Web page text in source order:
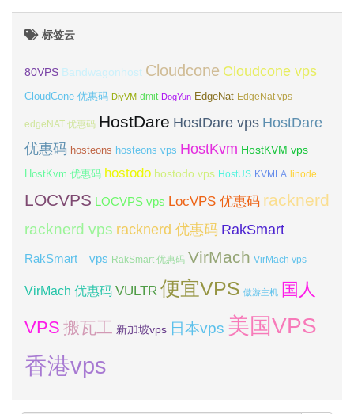
标签云
80VPS Bandwagonhost Cloudcone Cloudcone vps
CloudCone 优惠码 DiyVM dmit DogYun EdgeNat EdgeNat vps
edgeNAT 优惠码 HostDare HostDare vps HostDare
优惠码 hosteons hosteons vps HostKvm HostKVM vps
HostKvm 优惠码 hostodo hostodo vps HostUS KVMLA linode
LOCVPS LOCVPS vps LocVPS 优惠码 racknerd
racknerd vps racknerd 优惠码 RakSmart
RakSmart vps RakSmart 优惠码 VirMach VirMach vps
VirMach 优惠码 VULTR 便宜VPS 傲游主机 国人
VPS 搬瓦工 新加坡vps 日本vps 美国VPS
香港vps